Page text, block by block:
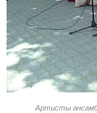
Артисты